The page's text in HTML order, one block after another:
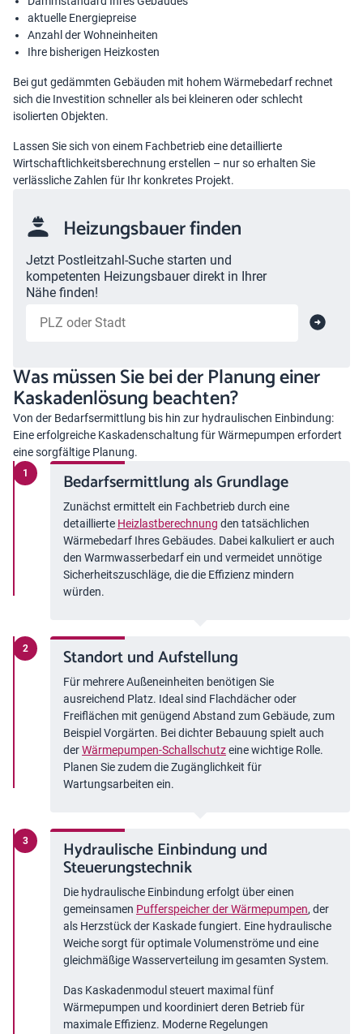
aktuelle Energiepreise
Anzahl der Wohneinheiten
Ihre bisherigen Heizkosten
Bei gut gedämmten Gebäuden mit hohem Wärmebedarf rechnet
sich die Investition schneller als bei kleineren oder schlecht
isolierten Objekten.
Lassen Sie sich von einem Fachbetrieb eine detaillierte
Wirtschaftlichkeitsberechnung erstellen – nur so erhalten Sie
verlässliche Zahlen für Ihr konkretes Projekt.
Heizungsbauer finden
Jetzt Postleitzahl-Suche starten und
kompetenten Heizungsbauer direkt in Ihrer
Nähe finden!
Was müssen Sie bei der Planung einer
Kaskadenlösung beachten?
Von der Bedarfsermittlung bis hin zur hydraulischen Einbindung:
Eine erfolgreiche Kaskadenschaltung für Wärmepumpen erfordert
eine sorgfältige Planung.
Bedarfsermittlung als Grundlage
Zunächst ermittelt ein Fachbetrieb durch eine
detaillierte Heizlastberechnung den tatsächlichen
Wärmebedarf Ihres Gebäudes. Dabei kalkuliert er auch
den Warmwasserbedarf ein und vermeidet unnötige
Sicherheitszuschläge, die die Effizienz mindern
würden.
Standort und Aufstellung
Für mehrere Außeneinheiten benötigen Sie
ausreichend Platz. Ideal sind Flachdächer oder
Freiflächen mit genügend Abstand zum Gebäude, zum
Beispiel Vorgärten. Bei dichter Bebauung spielt auch
derWärmepumpen-Schallschutzeine wichtige Rolle.
Planen Sie zudem die Zugänglichkeit für
Wartungsarbeiten ein.
Hydraulische Einbindung und
Steuerungstechnik
Die hydraulische Einbindung erfolgt über einen
gemeinsamen Pufferspeicher der Wärmepumpen, der
als Herzstück der Kaskade fungiert. Eine hydraulische
Weiche sorgt für optimale Volumenströme und eine
gleichmäßige Wasserverteilung im gesamten System.
Das Kaskadenmodul steuert maximal fünf
Wärmepumpen und koordiniert deren Betrieb für
maximale Effizienz. Moderne Regelungen